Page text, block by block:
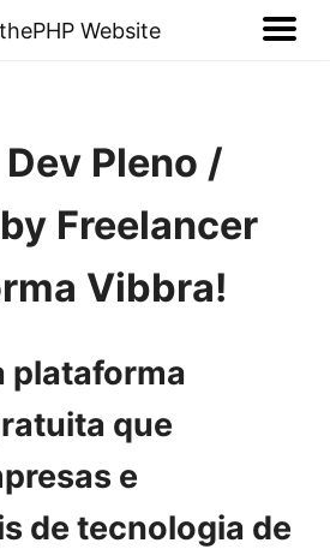
thePHP Website
Pleno /
Freelancer
Vibbra!
plataforma
que
e
de tecnologia de